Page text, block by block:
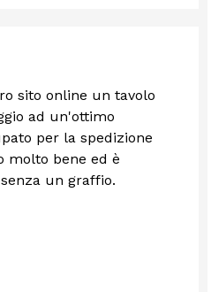
sito online un tavolo
ad un'ottimo
per la spedizione
molto bene ed è
un graffio.